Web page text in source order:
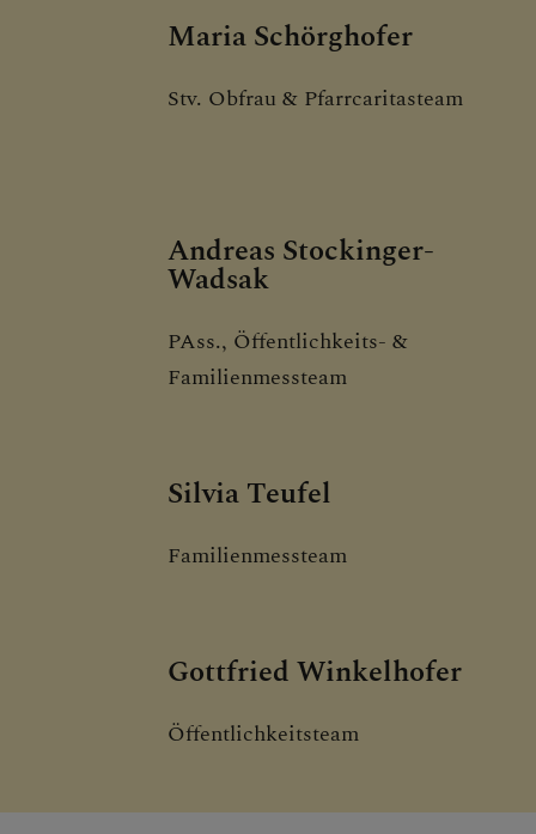
Maria Schörghofer
Stv. Obfrau & Pfarrcaritasteam
Andreas Stockinger-
Wadsak
PAss., Öffentlichkeits- &
Familienmessteam
Silvia Teufel
Familienmessteam
Gottfried Winkelhofer
Öffentlichkeitsteam